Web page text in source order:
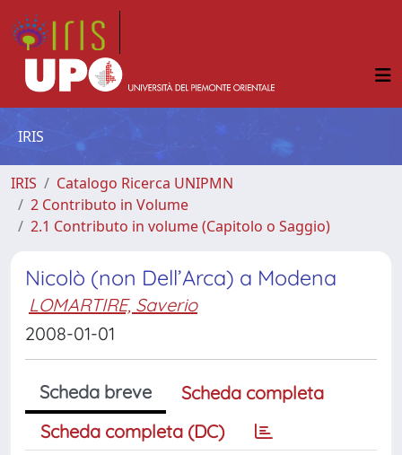
IRIS
IRIS
Catalogo Ricerca UNIPMN
2 Contributo in Volume
2.1 Contributo in volume (Capitolo o Saggio)
Nicolò (non Dell’Arca) a Modena
LOMARTIRE, Saverio
2008-01-01
Scheda breve
Scheda completa
Scheda completa (DC)